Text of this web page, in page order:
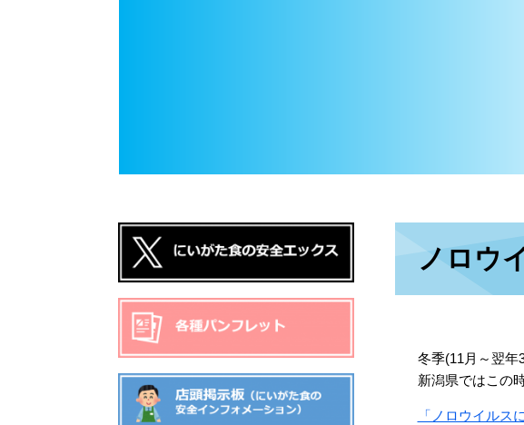
ノロウ
冬季(11月～翌年
新潟県ではこの
「ノロウイルス